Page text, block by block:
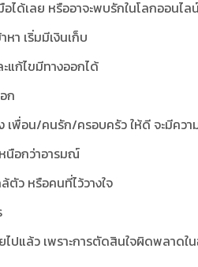
ด้เลย หรืออาจะพบรักในโลกออนไล
หา เริ่มมีเงินเก็บ
แก้ไขมีทางออกได้
ก
พื่อน/คนรัก/ครอบครัว ให้ดี จะมีควา
นือกว่าอารมณ์
ว หรือคนที่ไว้วางใจ
ไปแล้ว เพราะการตัดสินใจผิดพลาดใ